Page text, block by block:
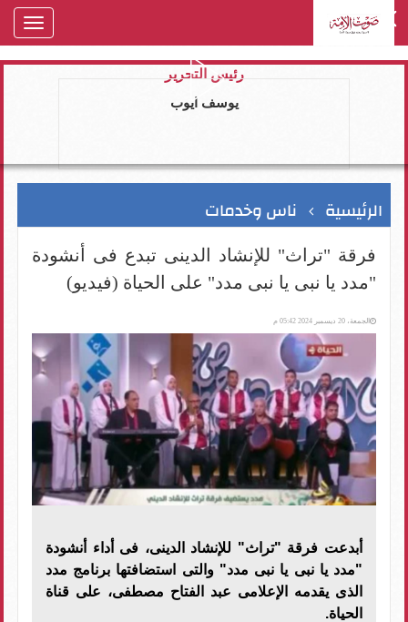
رئيس التحرير
يوسف ايوب
الرئيسية ناس وخدمات
فرقة "تراث" للإنشاد الدينى تبدع فى أنشودة
"مدد يا نبى يا نبى مدد" على الحياة (فيديو)
الجمعة، 20 ديسمبر 2024 05:42 م
أبدعت فرقة "تراث" للإنشاد الدينى، فى أداء أنشودة
"مدد يا نبى يا نبى مدد" والتى استضافتها برنامج مدد
الذى يقدمه الإعلامى عبد الفتاح مصطفى، على قناة
الحياة.